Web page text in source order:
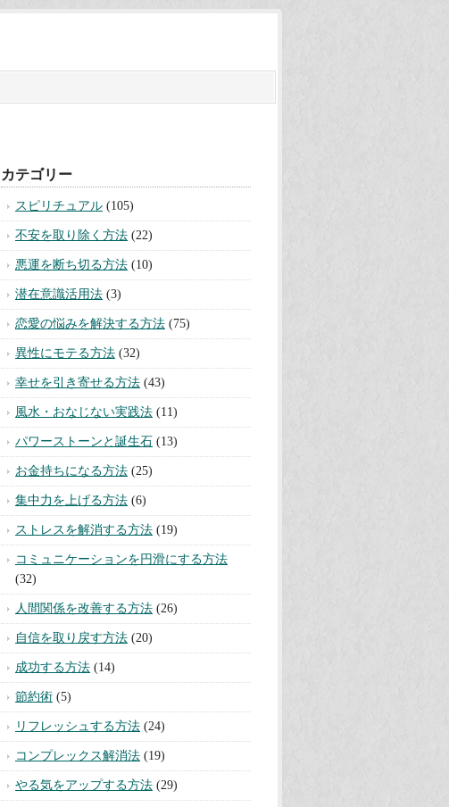
カテゴリー
スピリチュアル (105)
不安を取り除く方法 (22)
悪運を断ち切る方法 (10)
潜在意識活用法 (3)
恋愛の悩みを解決する方法 (75)
異性にモテる方法 (32)
幸せを引き寄せる方法 (43)
風水・おなじない実践法 (11)
パワーストーンと誕生石 (13)
お金持ちになる方法 (25)
集中力を上げる方法 (6)
ストレスを解消する方法 (19)
コミュニケーションを円滑にする方法
(32)
人間関係を改善する方法 (26)
自信を取り戻す方法 (20)
成功する方法 (14)
節約術 (5)
リフレッシュする方法 (24)
コンプレックス解消法 (19)
やる気をアップする方法 (29)